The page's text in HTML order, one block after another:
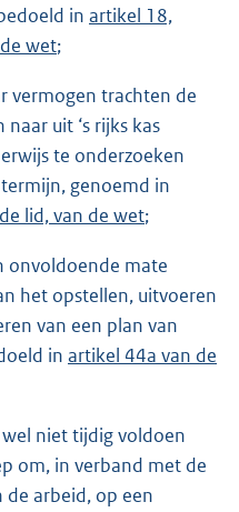
in artikel 18,
wet;
vermogen trachten de
uit ‘s rijks kas
te onderzoeken
genoemd in
lid, van de wet;
onvoldoende mate
het opstellen, uitvoeren
van een plan van
in artikel 44a van de
niet tijdig voldoen
om, in verband met de
de arbeid, op een